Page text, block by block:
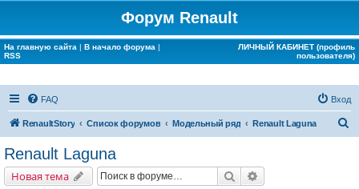
Форум Renault
На главную сайта | В начало форума |
RSS
ЛИЧНЫЙ КАБИНЕТ (профиль
пользователя)
FAQ Вход
RenaultStory Список форумов Модельный ряд Renault Laguna
Renault Laguna
Новая тема Поиск